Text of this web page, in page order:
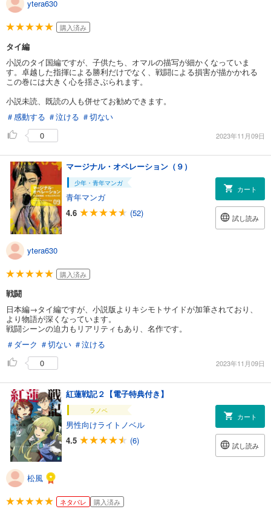
ytera630
購入済み
タイ編
小説のタイ国編ですが、子供たち、オマルの描写が細かくなっていま
す。卓越した指揮による勝利だけでなく、戦闘による損害が描かかれる
この巻には大きく心を揺さぶられます。
小説未読、既読の人も併せてお勧めできます。
＃感動する ＃泣ける ＃切ない
0
2023年11月09日
マージナル・オペレーション（９）
少年・青年マンガ
青年マンガ
4.6
(52)
カート
試し読み
ytera630
購入済み
戦闘
日本編→タイ編ですが、小説版よりキシモトサイドが加筆されており、
より物語が深くなっています。
戦闘シーンの迫力もリアリティもあり、名作です。
＃ダーク ＃切ない ＃泣ける
0
2023年11月09日
紅蓮戦記２【電子特典付き】
ラノベ
男性向けライトノベル
4.5
(6)
カート
試し読み
松風
ネタバレ 購入済み